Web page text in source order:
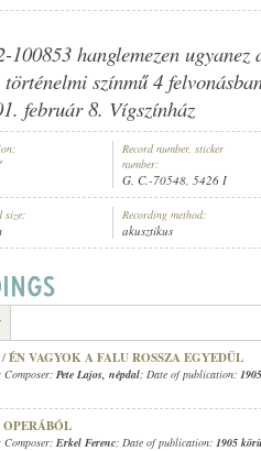
hanglemezen
színmű 4
február 8. Vígszínház
Record number, sticker
number:
G. C.-70548, 5426 I
size: Recording method:
akusztikus
ÉN VAGYOK A FALU ROSSZA EGYEDÜL
Composer: Pete Lajos, népdal; Date of publication:
Composer: Erkel Ferenc; Date of publication: 1905